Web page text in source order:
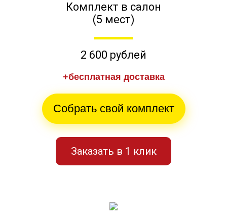
Комплект в салон
(5 мест)
2 600 рублей
+бесплатная доставка
Собрать свой комплект
Заказать в 1 клик